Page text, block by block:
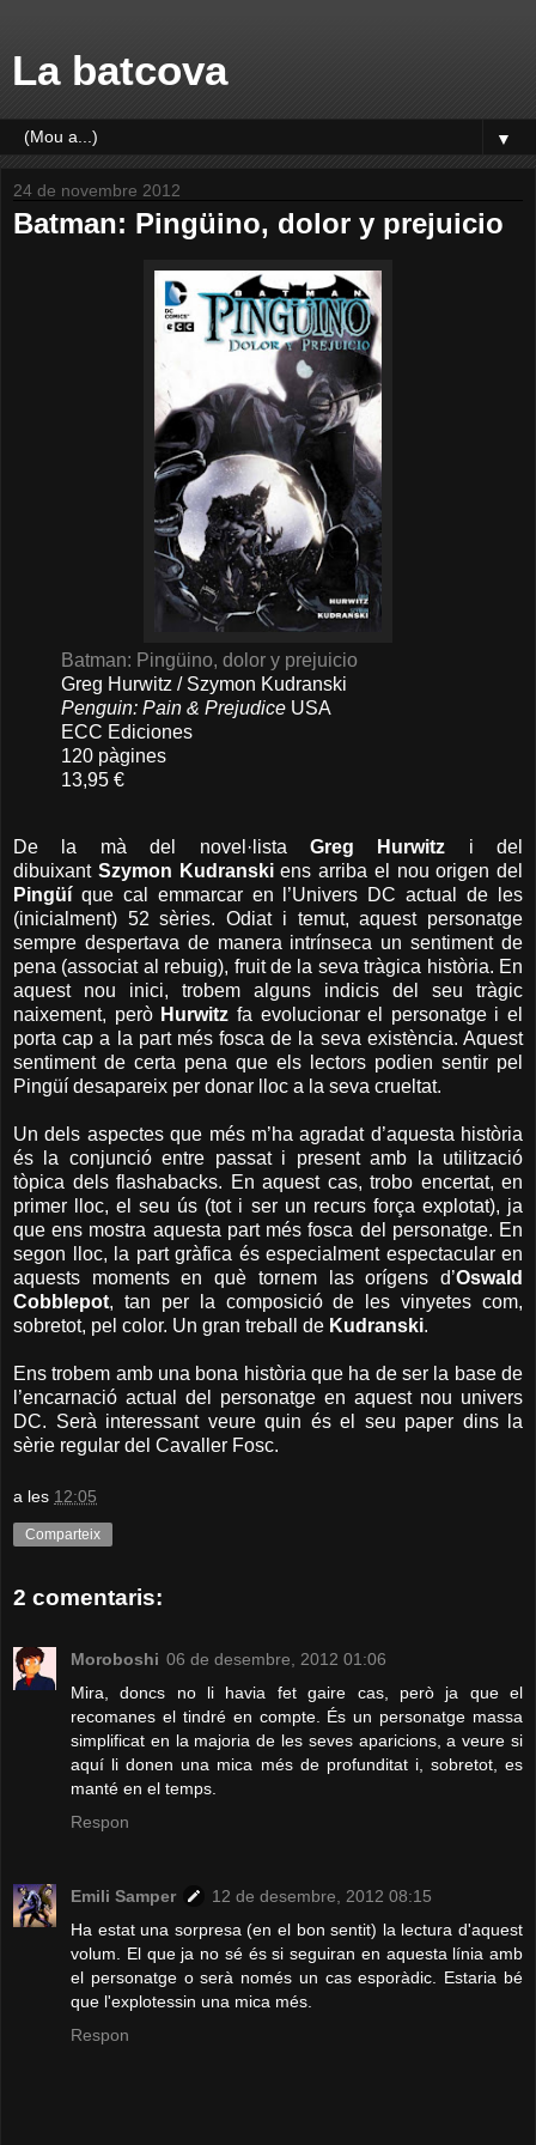
La batcova
▼
24 de novembre 2012
Batman: Pingüino, dolor y prejuicio
Batman: Pingüino, dolor y prejuicio
Greg Hurwitz / Szymon Kudranski
Penguin: Pain & Prejudice USA
ECC Ediciones
120 pàgines
13,95 €
De la mà del novel·lista Greg Hurwitz i del
dibuixant Szymon Kudranskiens arriba el nou origen del
Pingüí que cal emmarcar en l’Univers DC actual de les
(inicialment) 52 sèries. Odiat i temut, aquest personatge
sempre despertava de manera intrínseca un sentiment de
pena (associat al rebuig), fruit de la seva tràgica història. En
aquest nou inici, trobem alguns indicis del seu tràgic
naixement, però Hurwitz fa evolucionar el personatge i el
porta cap a la part més fosca de la seva existència. Aquest
sentiment de certa pena que els lectors podien sentir pel
Pingüí desapareix per donar lloc a la seva crueltat.
Un dels aspectes que més m’ha agradat d’aquesta història
és la conjunció entre passat i present amb la utilització
tòpica dels flashabacks. En aquest cas, trobo encertat, en
primer lloc, el seu ús (tot i ser un recurs força explotat), ja
que ens mostra aquesta part més fosca del personatge. En
segon lloc, la part gràfica és especialment espectacular en
aquests moments en què tornem las orígens d’Oswald
Cobblepot, tan per la composició de les vinyetes com,
sobretot, pel color. Un gran treball de Kudranski.
Ens trobem amb una bona història que ha de ser la base de
l’encarnació actual del personatge en aquest nou univers
DC. Serà interessant veure quin és el seu paper dins la
sèrie regular del Cavaller Fosc.
a les 12:05
Comparteix
2 comentaris:
Moroboshi 06 de desembre, 2012 01:06
Mira, doncs no li havia fet gaire cas, però ja que el
recomanes el tindré en compte. És un personatge massa
simplificat en la majoria de les seves aparicions, a veure si
aquí li donen una mica més de profunditat i, sobretot, es
manté en el temps.
Respon
Emili Samper
12 de desembre, 2012 08:15
Ha estat una sorpresa (en el bon sentit) la lectura d'aquest
volum. El que ja no sé és si seguiran en aquesta línia amb
el personatge o serà només un cas esporàdic. Estaria bé
que l'explotessin una mica més.
Respon